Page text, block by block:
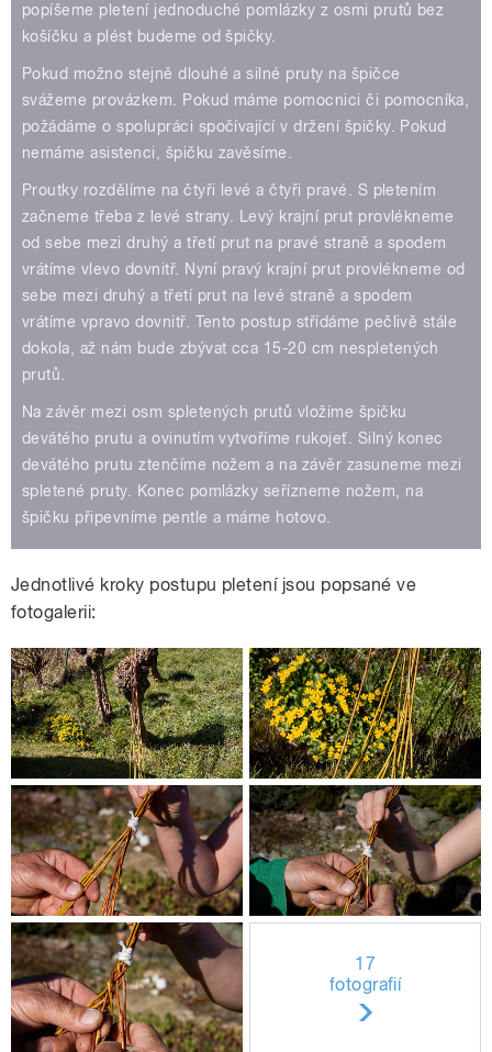
popíšeme pletení jednoduché pomlázky z osmi prutů bez
košíčku a plést budeme od špičky.
Pokud možno stejně dlouhé a silné pruty na špičce
svážeme provázkem. Pokud máme pomocnici či pomocníka,
požádáme o spolupráci spočívající v držení špičky. Pokud
nemáme asistenci, špičku zavěsíme.
Proutky rozdělíme na čtyři levé a čtyři pravé. S pletením
začneme třeba z levé strany. Levý krajní prut provlékneme
od sebe mezi druhý a třetí prut na pravé straně a spodem
vrátíme vlevo dovnitř. Nyní pravý krajní prut provlékneme od
sebe mezi druhý a třetí prut na levé straně a spodem
vrátíme vpravo dovnitř. Tento postup střídáme pečlivě stále
dokola, až nám bude zbývat cca 15-20 cm nespletených
prutů.
Na závěr mezi osm spletených prutů vložíme špičku
devátého prutu a ovinutím vytvoříme rukojeť. Silný konec
devátého prutu ztenčíme nožem a na závěr zasuneme mezi
spletené pruty. Konec pomlázky seřízneme nožem, na
špičku připevníme pentle a máme hotovo.
Jednotlivé kroky postupu pletení jsou popsané ve
fotogalerii:
17
fotografií